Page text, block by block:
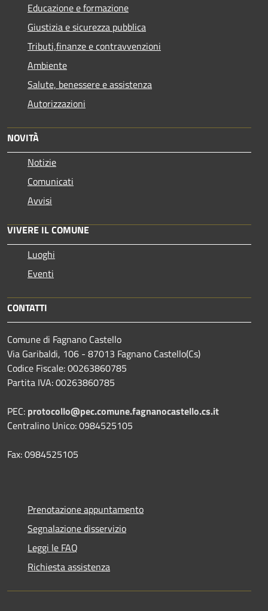
Educazione e formazione
Giustizia e sicurezza pubblica
Tributi,finanze e contravvenzioni
Ambiente
Salute, benessere e assistenza
Autorizzazioni
NOVITÀ
Notizie
Comunicati
Avvisi
VIVERE IL COMUNE
Luoghi
Eventi
CONTATTI
Comune di Fagnano Castello
Via Garibaldi, 106 - 87013 Fagnano Castello(Cs)
Codice Fiscale: 00263860785
Partita IVA: 00263860785
PEC: protocollo@pec.comune.fagnanocastello.cs.it
Centralino Unico: 0984525105
Fax: 0984525105
Prenotazione appuntamento
Segnalazione disservizio
Leggi le FAQ
Richiesta assistenza